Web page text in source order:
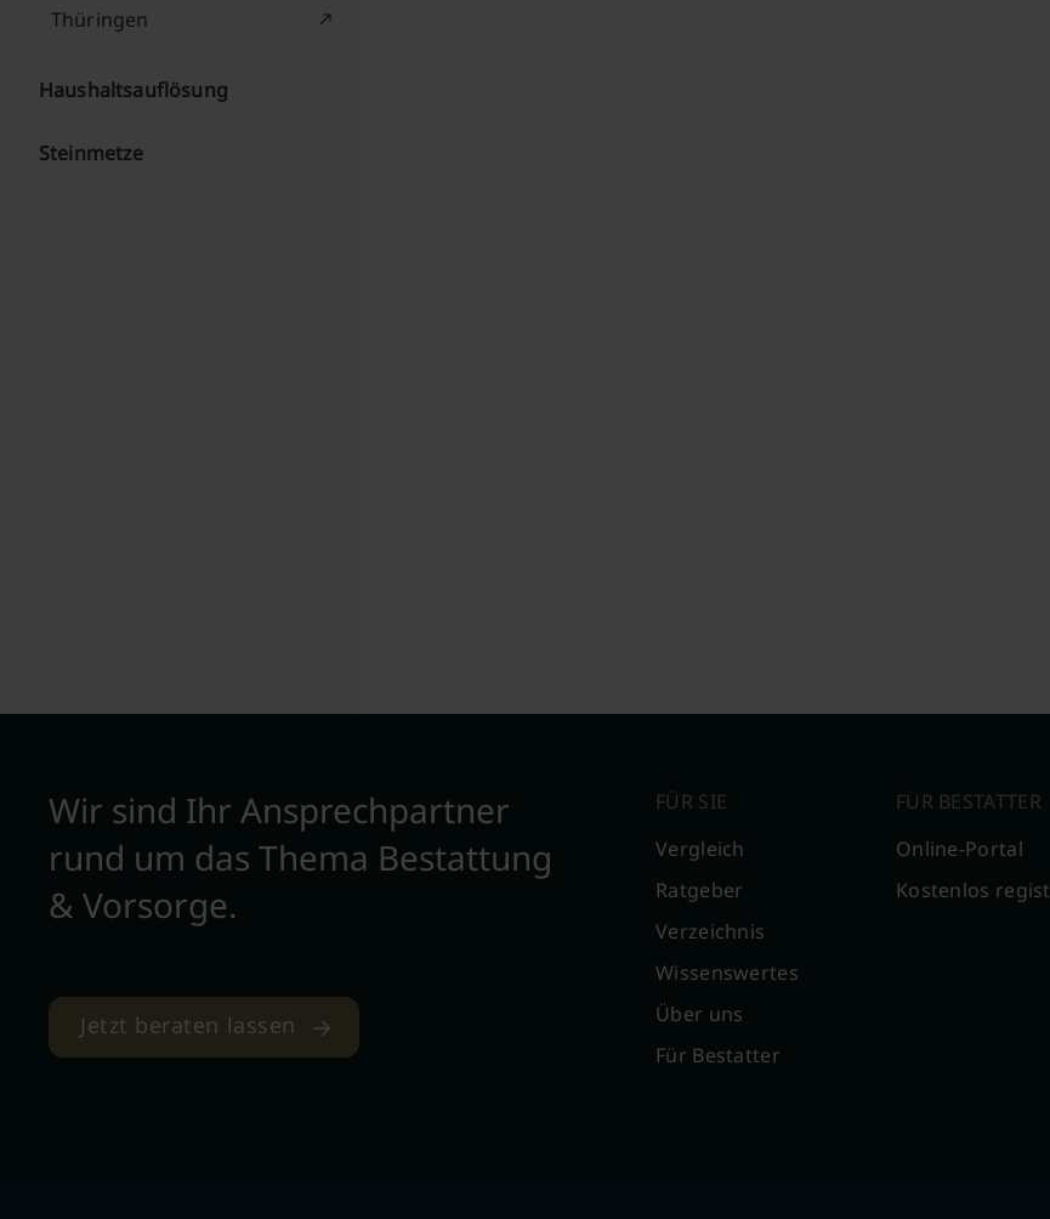
Thüringen
Haushaltsauflösung
Steinmetze
Wir sind Ihr Ansprechpartner
rund um das Thema Bestattung
& Vorsorge.
Jetzt beraten lassen
FÜR SIE
Vergleich
Ratgeber
Verzeichnis
Wissenswertes
Über uns
Für Bestatter
FÜR BESTATTER
Online-Portal
Kostenlos